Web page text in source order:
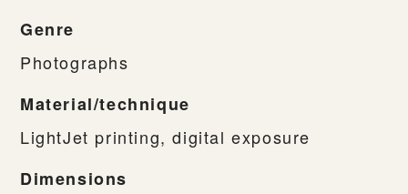
Genre
Photographs
Material/technique
LightJet printing, digital exposure
Dimensions